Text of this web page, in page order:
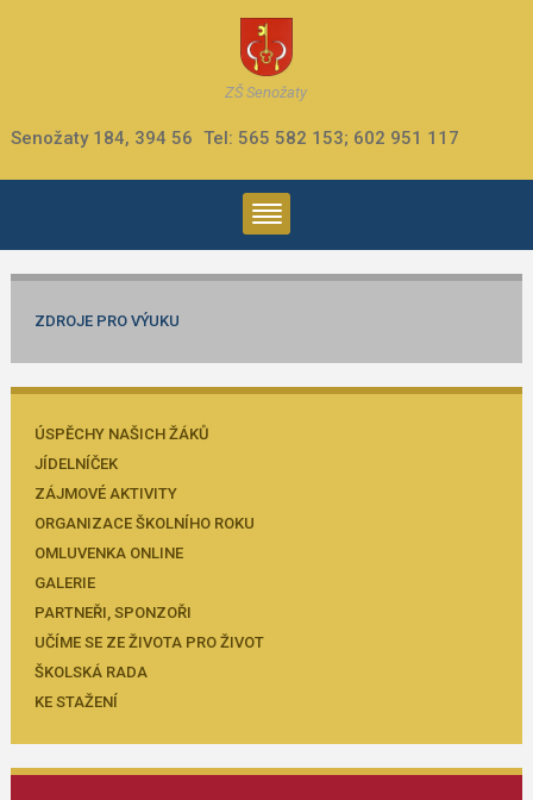
ZŠ Senožaty
Senožaty 184, 394 56 Tel: 565 582 153; 602 951 117
ZDROJE PRO VÝUKU
ÚSPĚCHY NAŠICH ŽÁKŮ
JÍDELNÍČEK
ZÁJMOVÉ AKTIVITY
ORGANIZACE ŠKOLNÍHO ROKU
OMLUVENKA ONLINE
GALERIE
PARTNEŘI, SPONZOŘI
UČÍME SE ZE ŽIVOTA PRO ŽIVOT
ŠKOLSKÁ RADA
KE STAŽENÍ